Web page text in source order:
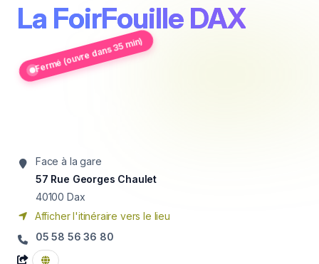
La FoirFouille DAX
Fermé (ouvre dans 35 min)
Face à la gare
57 Rue Georges Chaulet
40100 Dax
Afficher l'itinéraire vers le lieu
05 58 56 36 80